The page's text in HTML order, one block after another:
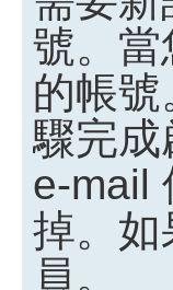
號。當
的帳
驟完成
e-mail
掉。如
員。